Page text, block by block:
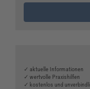
✓ aktuelle Informationen
✓ wertvolle Praxishilfen
✓ kostenlos und